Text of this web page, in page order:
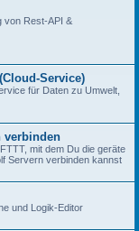
von Rest-API &
Service)
für Daten zu Umwelt,
verbinden
mit dem Du die geräte
Servern verbinden kannst
und Logik-Editor